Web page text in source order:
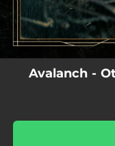
Avalanch -